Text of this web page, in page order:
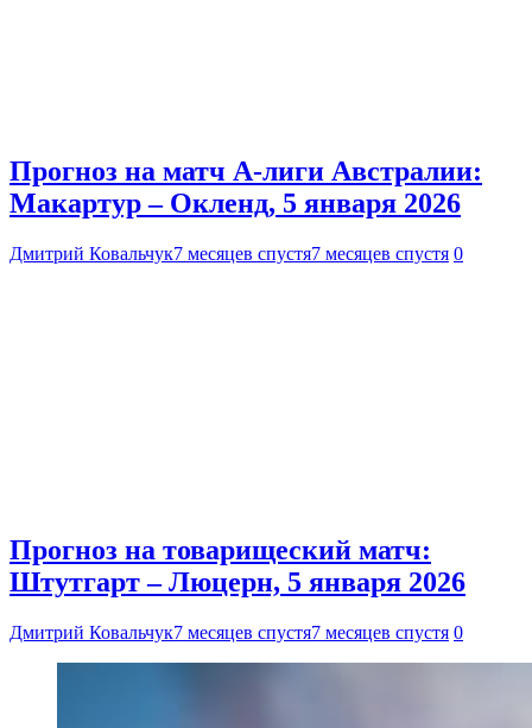
Прогноз на матч А-лиги Австралии:
Макартур – Окленд, 5 января 2026
Дмитрий Ковальчук7 месяцев спустя7 месяцев спустя 0
Прогноз на товарищеский матч:
Штутгарт – Люцерн, 5 января 2026
Дмитрий Ковальчук7 месяцев спустя7 месяцев спустя 0